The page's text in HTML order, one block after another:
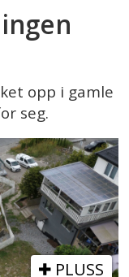
opp i gamle
seg.
PLUSS